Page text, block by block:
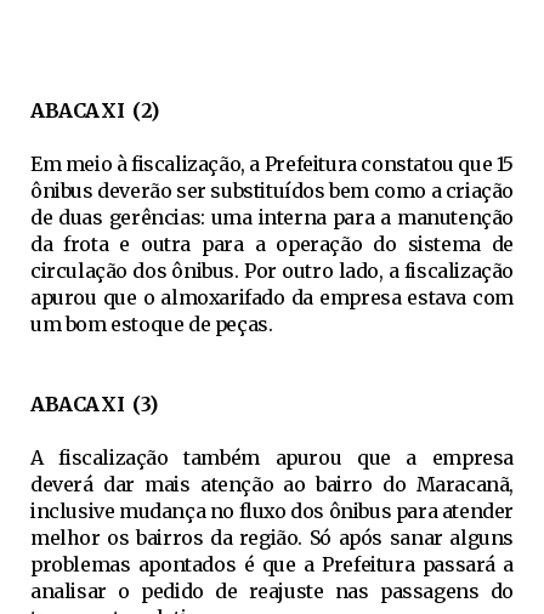
ABACAXI (2)
Em meio à fiscalização, a Prefeitura constatou que 15
ônibus deverão ser substituídos bem como a criação
de duas gerências: uma interna para a manutenção
da frota e outra para a operação do sistema de
circulação dos ônibus. Por outro lado, a fiscalização
apurou que o almoxarifado da empresa estava com
um bom estoque de peças.
ABACAXI (3)
A fiscalização também apurou que a empresa
deverá dar mais atenção ao bairro do Maracanã,
inclusive mudança no fluxo dos ônibus para atender
melhor os bairros da região. Só após sanar alguns
problemas apontados é que a Prefeitura passará a
analisar o pedido de reajuste nas passagens do